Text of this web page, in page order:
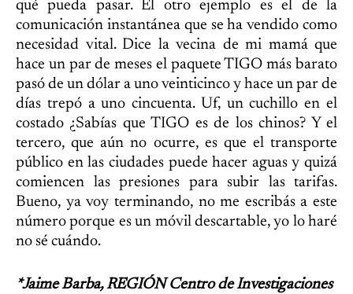
qué pueda pasar. El otro ejemplo es el de la
comunicación instantánea que se ha vendido como
necesidad vital. Dice la vecina de mi mamá que
hace un par de meses el paquete TIGO más barato
pasó de un dólar a uno veinticinco y hace un par de
días trepó a uno cincuenta. Uf, un cuchillo en el
costado ¿Sabías que TIGO es de los chinos? Y el
tercero, que aún no ocurre, es que el transporte
público en las ciudades puede hacer aguas y quizá
comiencen las presiones para subir las tarifas.
Bueno, ya voy terminando, no me escribás a este
número porque es un móvil descartable, yo lo haré
no sé cuándo.
*Jaime Barba, REGIÓN Centro de Investigaciones